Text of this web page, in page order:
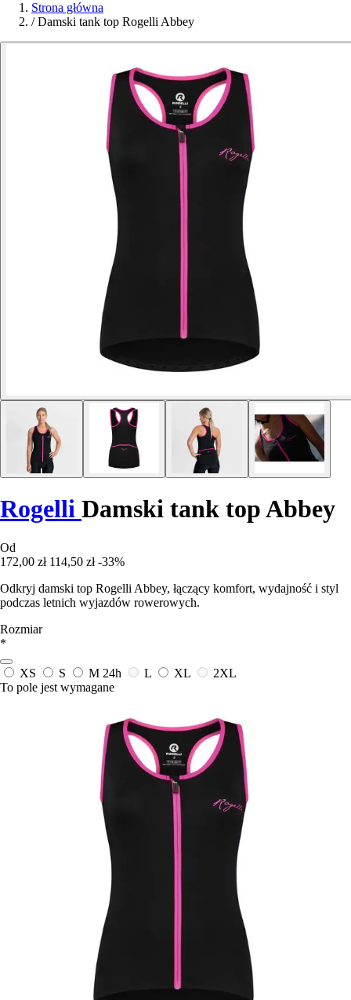
Strona główna
/ Damski tank top Rogelli Abbey
Rogelli Damski tank top Abbey
Od
172,00 zł 114,50 zł -33%
Odkryj damski top Rogelli Abbey, łączący komfort, wydajność i styl
podczas letnich wyjazdów rowerowych.
Rozmiar
*
XS S M 24h L XL
2XL
To pole jest wymagane